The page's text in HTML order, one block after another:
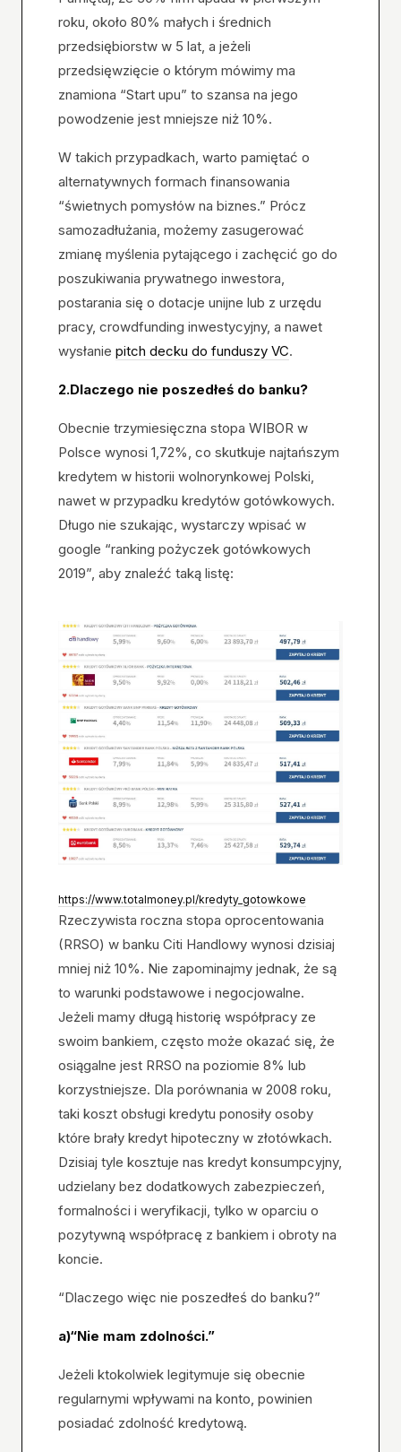
roku, około 80% małych i średnich
przedsiębiorstw w 5 lat, a jeżeli
przedsięwzięcie o którym mówimy ma
znamiona “Start upu” to szansa na jego
powodzenie jest mniejsze niż 10%.
W takich przypadkach, warto pamiętać o
alternatywnych formach finansowania
“świetnych pomysłów na biznes.” Prócz
samozadłużania, możemy zasugerować
zmianę myślenia pytającego i zachęcić go do
poszukiwania prywatnego inwestora,
postarania się o dotacje unijne lub z urzędu
pracy, crowdfunding inwestycyjny, a nawet
wysłanie pitch decku do funduszy VC.
2.Dlaczego nie poszedłeś do banku?
Obecnie trzymiesięczna stopa WIBOR w
Polsce wynosi 1,72%, co skutkuje najtańszym
kredytem w historii wolnorynkowej Polski,
nawet w przypadku kredytów gotówkowych.
Długo nie szukając, wystarczy wpisać w
google “ranking pożyczek gotówkowych
2019”, aby znaleźć taką listę:
https://www.totalmoney.pl/kredyty_gotowkowe
Rzeczywista roczna stopa oprocentowania
(RRSO) w banku Citi Handlowy wynosi dzisiaj
mniej niż 10%. Nie zapominajmy jednak, że są
to warunki podstawowe i negocjowalne.
Jeżeli mamy długą historię współpracy ze
swoim bankiem, często może okazać się, że
osiągalne jest RRSO na poziomie 8% lub
korzystniejsze. Dla porównania w 2008 roku,
taki koszt obsługi kredytu ponosiły osoby
które brały kredyt hipoteczny w złotówkach.
Dzisiaj tyle kosztuje nas kredyt konsumpcyjny,
udzielany bez dodatkowych zabezpieczeń,
formalności i weryfikacji, tylko w oparciu o
pozytywną współpracę z bankiem i obroty na
koncie.
“Dlaczego więc nie poszedłeś do banku?”
a)“Nie mam zdolności.”
Jeżeli ktokolwiek legitymuje się obecnie
regularnymi wpływami na konto, powinien
posiadać zdolność kredytową.